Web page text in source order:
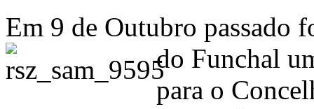
Em 9 de Outubro passado
do Funchal
para o